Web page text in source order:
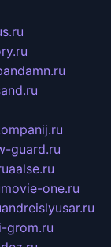
guard.ru
aalse.ru
movie-one.ru
andreislyusar.ru
grom.ru